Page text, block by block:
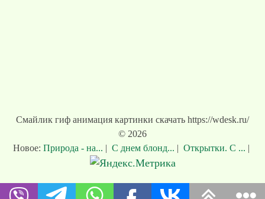
Смайлик гиф анимация картинки скачать https://wdesk.ru/
© 2026
Новое: Природа - на... | С днем блонд... | Открытки. С ... |